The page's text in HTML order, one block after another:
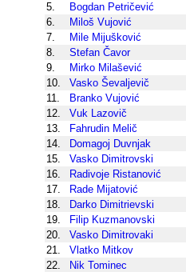
5.
Bogdan Petričević
6.
Miloš Vujović
7.
Mile Mijušković
8.
Stefan Čavor
9.
Mirko Milašević
10.
Vasko Ševaljevič
11.
Branko Vujović
12.
Vuk Lazovič
13.
Fahrudin Melič
14.
Domagoj Duvnjak
15.
Vasko Dimitrovski
16.
Radivoje Ristanović
17.
Rade Mijatović
18.
Darko Dimitrievski
19.
Filip Kuzmanovski
20.
Vasko Dimitrovaki
21.
Vlatko Mitkov
22.
Nik Tominec